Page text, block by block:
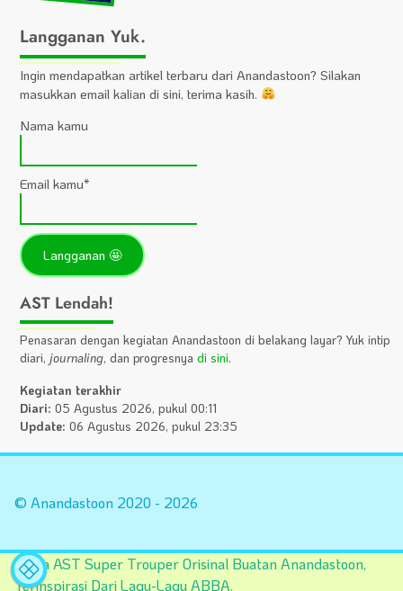
Langganan Yuk.
Ingin mendapatkan artikel terbaru dari Anandastoon? Silakan
masukkan email kalian di sini, terima kasih.
Nama kamu
Email kamu*
AST Lendah!
Penasaran dengan kegiatan Anandastoon di belakang layar? Yuk intip
diari, journaling, dan progresnyadi sini.
Kegiatan terakhir
Diari:05 Agustus 2026, pukul 00:11
Update:06 Agustus 2026, pukul 23:35
Statistik
© Anandastoon 2020 - 2026
Tema AST Super Trouper Orisinal Buatan Anandastoon,
Terinspirasi Dari Lagu-Lagu ABBA.